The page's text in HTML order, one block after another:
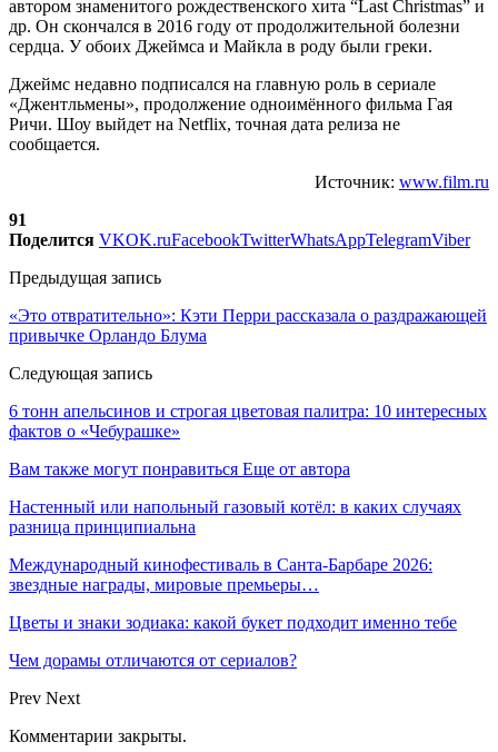
автором знаменитого рождественского хита “Last Christmas” и
др. Он скончался в 2016 году от продолжительной болезни
сердца. У обоих Джеймса и Майкла в роду были греки.
Джеймс недавно подписался на главную роль в сериале
«Джентльмены», продолжение одноимённого фильма Гая
Ричи. Шоу выйдет на Netflix, точная дата релиза не
сообщается.
Источник: www.film.ru
91
Поделится VKOK.ruFacebookTwitterWhatsAppTelegramViber
Предыдущая запись
«Это отвратительно»: Кэти Перри рассказала о раздражающей
привычке Орландо Блума
Следующая запись
6 тонн апельсинов и строгая цветовая палитра: 10 интересных
фактов о «Чебурашке»
Вам также могут понравиться Еще от автора
Настенный или напольный газовый котёл: в каких случаях
разница принципиальна
Международный кинофестиваль в Санта-Барбаре 2026:
звездные награды, мировые премьеры…
Цветы и знаки зодиака: какой букет подходит именно тебе
Чем дорамы отличаются от сериалов?
Prev Next
Комментарии закрыты.